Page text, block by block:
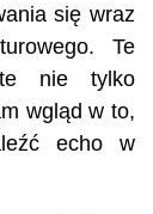
się wraz
Te
nie tylko
wgląd w to,
echo w